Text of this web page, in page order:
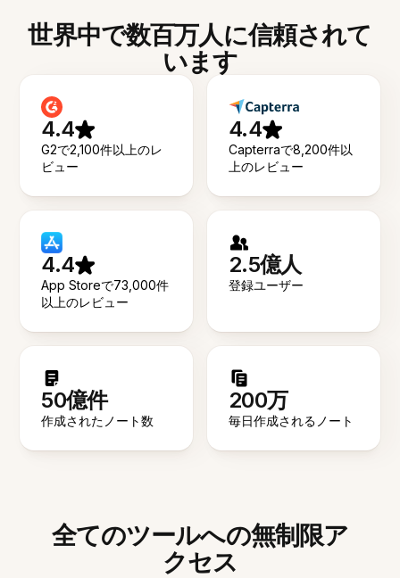
世界中で数百万人に信頼されて
います
4.4
G2で2,100件以上のレ
ビュー
4.4
Capterraで8,200件以
上のレビュー
4.4
App Storeで73,000件
以上のレビュー
2.5億人
登録ユーザー
50億件
作成されたノート数
200万
毎日作成されるノート
全てのツールへの無制限ア
クセス